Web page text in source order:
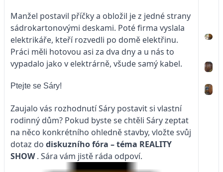
Manžel postavil příčky a obložil je z jedné strany
sádrokartonovými deskami. Poté firma vyslala
elektrikáře, kteří rozvedli po domě elektřinu.
Práci měli hotovou asi za dva dny a u nás to
vypadalo jako v elektrárně, všude samý kabel.
Ptejte se Sáry!
Zaujalo vás rozhodnutí Sáry postavit si vlastní
rodinný dům? Pokud byste se chtěli Sáry zeptat
na něco konkrétního ohledně stavby, vložte svůj
dotaz do diskuzního fóra – téma REALITY
SHOW. Sára vám jistě ráda odpoví.